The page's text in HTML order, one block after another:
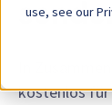
use, see our
In
kostenlos für